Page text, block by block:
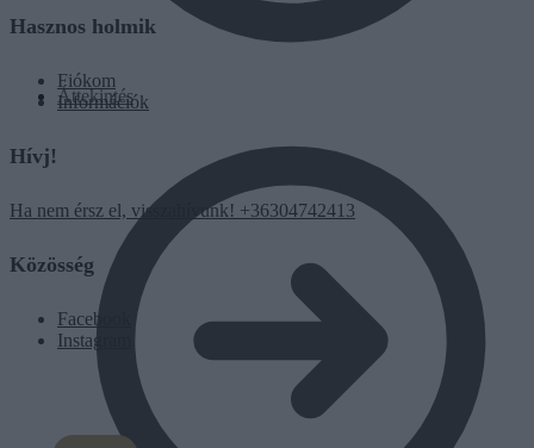
Áttekintés
Hasznos holmik
Fiókom
Információk
Hívj!
Ha nem érsz el, visszahívunk! +36304742413
Közösség
Facebook
Instagram